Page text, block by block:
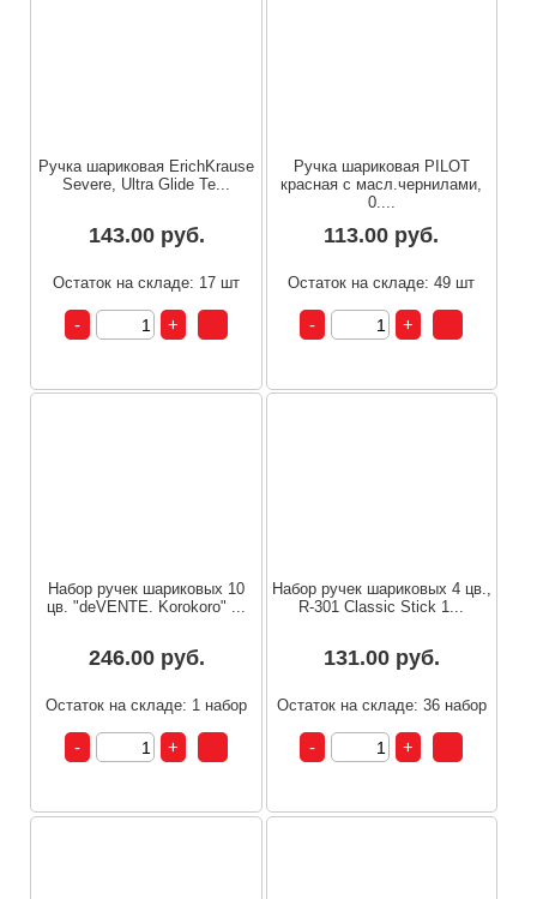
Ручка шариковая ErichKrause
Severe, Ultra Glide Te...
143.00 руб.
Остаток на складе: 17 шт
Ручка шариковая PILOT
красная с масл.чернилами,
0....
113.00 руб.
Остаток на складе: 49 шт
Набор ручек шариковых 10
цв. "deVENTE. Korokoro" ...
246.00 руб.
Остаток на складе: 1 набор
Набор ручек шариковых 4 цв.,
R-301 Classic Stick 1...
131.00 руб.
Остаток на складе: 36 набор